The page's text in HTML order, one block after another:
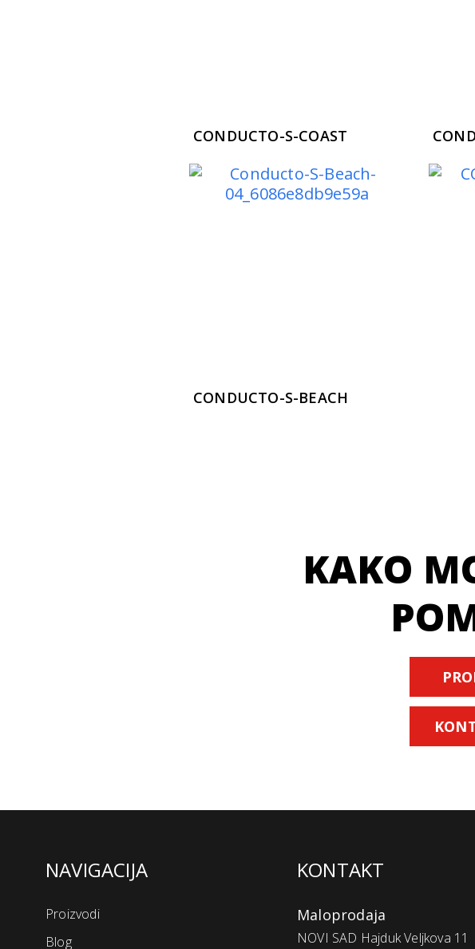
CONDUCTO-S-COAST
CONDUCTO-S-BEACH
KAKO
NAVIGACIJA
Proizvodi
Blog
KONTAKT
Maloprodaja
NOVI SAD Hajduk Veljkova 11